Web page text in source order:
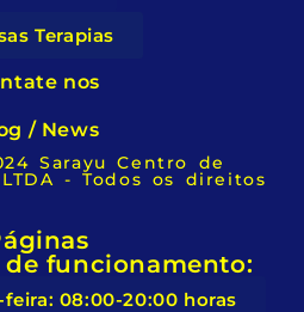
Terapias
nos
/ News
Sarayu Centro de
- Todos os direitos
de funcionamento:
feira: 08:00-20:00 horas